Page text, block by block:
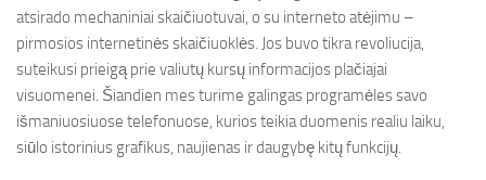
atsirado mechaniniai skaičiuotuvai, o su interneto atėjimu –
pirmosios internetinės skaičiuoklės. Jos buvo tikra revoliucija,
suteikusi prieigą prie valiutų kursų informacijos plačiajai
visuomenei. Šiandien mes turime galingas programėles savo
išmaniuosiuose telefonuose, kurios teikia duomenis realiu laiku,
siūlo istorinius grafikus, naujienas ir daugybę kitų funkcijų.